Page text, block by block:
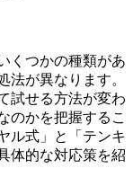
くつかの種類があ
法が異なります。
試せる方法が変わ
のかを把握するこ
ル式」と「テンキ
体的な対応策を紹